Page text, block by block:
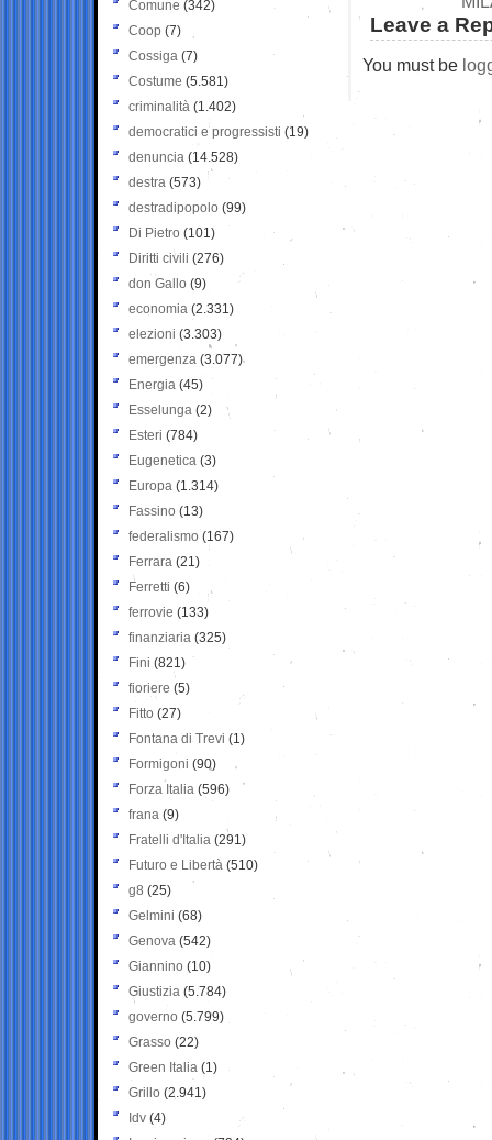
Leave a
You must be
Comune (342)
Coop (7)
Cossiga (7)
Costume (5.581)
criminalità (1.402)
democratici e progressisti (19)
denuncia (14.528)
destra (573)
destradipopolo (99)
Di Pietro (101)
Diritti civili (276)
don Gallo (9)
economia (2.331)
elezioni (3.303)
emergenza (3.077)
Energia (45)
Esselunga (2)
Esteri (784)
Eugenetica (3)
Europa (1.314)
Fassino (13)
federalismo (167)
Ferrara (21)
Ferretti (6)
ferrovie (133)
finanziaria (325)
Fini (821)
fioriere (5)
Fitto (27)
Fontana di Trevi (1)
Formigoni (90)
Forza Italia (596)
frana (9)
Fratelli d'Italia (291)
Futuro e Libertà (510)
g8 (25)
Gelmini (68)
Genova (542)
Giannino (10)
Giustizia (5.784)
governo (5.799)
Grasso (22)
Green Italia (1)
Grillo (2.941)
Idv (4)